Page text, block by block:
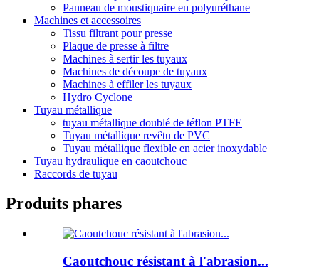
Panneau de moustiquaire en polyuréthane
Machines et accessoires
Tissu filtrant pour presse
Plaque de presse à filtre
Machines à sertir les tuyaux
Machines de découpe de tuyaux
Machines à effiler les tuyaux
Hydro Cyclone
Tuyau métallique
tuyau métallique doublé de téflon PTFE
Tuyau métallique revêtu de PVC
Tuyau métallique flexible en acier inoxydable
Tuyau hydraulique en caoutchouc
Raccords de tuyau
Produits phares
Caoutchouc résistant à l'abrasion...